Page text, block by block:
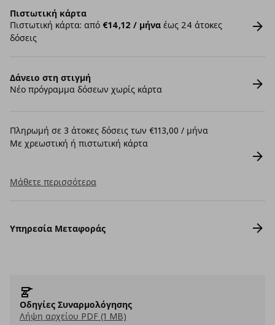
Πιστωτική κάρτα
Πιστωτική κάρτα: από €14,12 / μήνα έως 24 άτοκες
δόσεις
Δάνειο στη στιγμή
Νέο πρόγραμμα δόσεων χωρίς κάρτα
Πληρωμή σε 3 άτοκες δόσεις των €113,00 / μήνα
Με χρεωστική ή πιστωτική κάρτα
Μάθετε περισσότερα
Υπηρεσία Μεταφοράς
Οδηγίες Συναρμολόγησης
Λήψη αρχείου PDF (1 MB)